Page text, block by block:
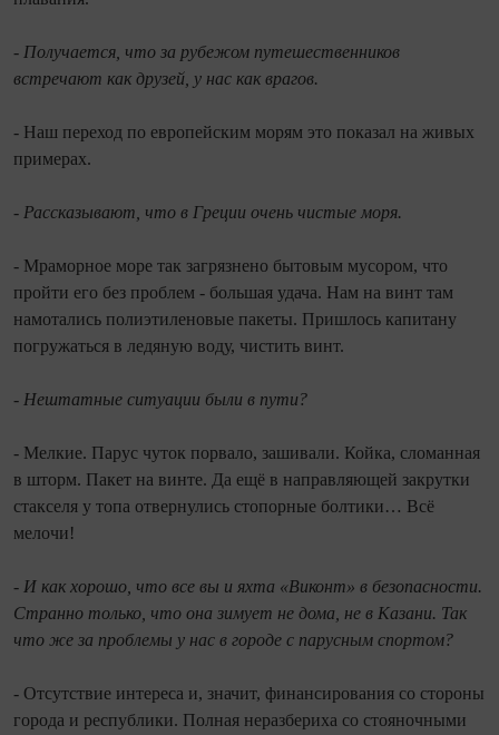
- Получается, что за рубежом путешественников
встречают как друзей, у нас как врагов.
- Наш переход по европейским морям это показал на живых
примерах.
- Рассказывают, что в Греции очень чистые моря.
- Мраморное море так загрязнено бытовым мусором, что
пройти его без проблем - большая удача. Нам на винт там
намотались полиэтиленовые пакеты. Пришлось капитану
погружаться в ледяную воду, чистить винт.
- Нештатные ситуации были в пути?
- Мелкие. Парус чуток порвало, зашивали. Койка, сломанная
в шторм. Пакет на винте. Да ещё в направляющей закрутки
стакселя у топа отвернулись стопорные болтики… Всё
мелочи!
- И как хорошо, что все вы и яхта «Виконт» в безопасности.
Странно только, что она зимует не дома, не в Казани. Так
что же за проблемы у нас в городе с парусным спортом?
- Отсутствие интереса и, значит, финансирования со стороны
города и республики. Полная неразбериха со стояночными